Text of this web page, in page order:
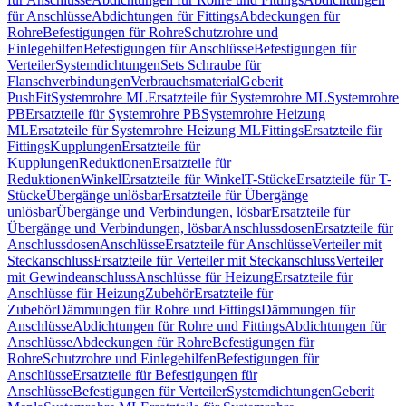
für AnschlüsseAbdichtungen für FittingsAbdeckungen für
RohreBefestigungen für RohreSchutzrohre und
EinlegehilfenBefestigungen für AnschlüsseBefestigungen für
VerteilerSystemdichtungenSets Schraube für
FlanschverbindungenVerbrauchsmaterialGeberit
PushFitSystemrohre MLErsatzteile für Systemrohre MLSystemrohre
PBErsatzteile für Systemrohre PBSystemrohre Heizung
MLErsatzteile für Systemrohre Heizung MLFittingsErsatzteile für
FittingsKupplungenErsatzteile für
KupplungenReduktionenErsatzteile für
ReduktionenWinkelErsatzteile für WinkelT-StückeErsatzteile für T-
StückeÜbergänge unlösbarErsatzteile für Übergänge
unlösbarÜbergänge und Verbindungen, lösbarErsatzteile für
Übergänge und Verbindungen, lösbarAnschlussdosenErsatzteile für
AnschlussdosenAnschlüsseErsatzteile für AnschlüsseVerteiler mit
SteckanschlussErsatzteile für Verteiler mit SteckanschlussVerteiler
mit GewindeanschlussAnschlüsse für HeizungErsatzteile für
Anschlüsse für HeizungZubehörErsatzteile für
ZubehörDämmungen für Rohre und FittingsDämmungen für
AnschlüsseAbdichtungen für Rohre und FittingsAbdichtungen für
AnschlüsseAbdeckungen für RohreBefestigungen für
RohreSchutzrohre und EinlegehilfenBefestigungen für
AnschlüsseErsatzteile für Befestigungen für
AnschlüsseBefestigungen für VerteilerSystemdichtungenGeberit